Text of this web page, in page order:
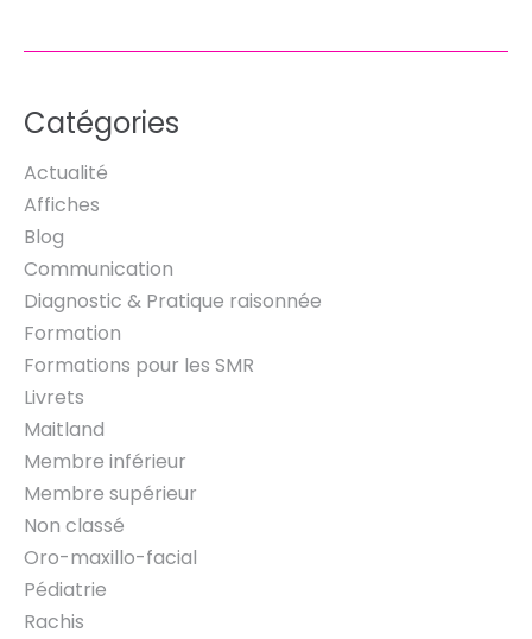
Catégories
Actualité
Affiches
Blog
Communication
Diagnostic & Pratique raisonnée
Formation
Formations pour les SMR
Livrets
Maitland
Membre inférieur
Membre supérieur
Non classé
Oro-maxillo-facial
Pédiatrie
Rachis